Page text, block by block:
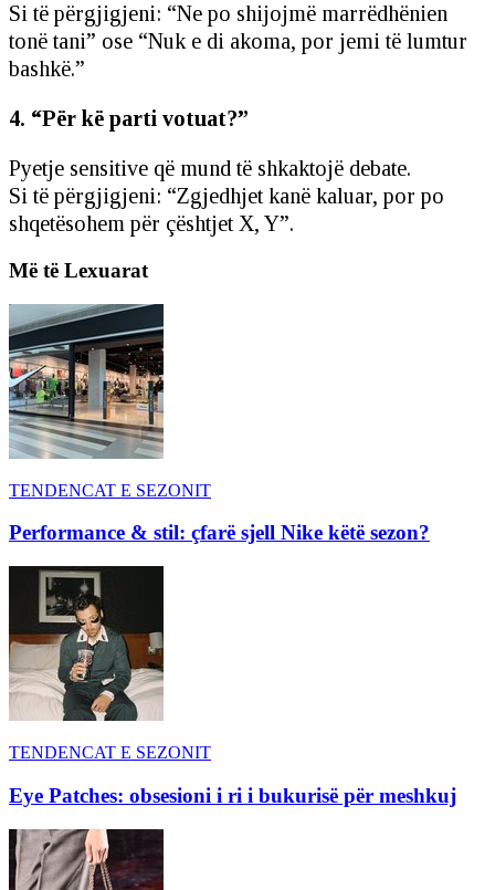
Si të përgjigjeni: “Ne po shijojmë marrëdhënien
tonë tani” ose “Nuk e di akoma, por jemi të lumtur
bashkë.”
4. “Për kë parti votuat?”
Pyetje sensitive që mund të shkaktojë debate.
Si të përgjigjeni: “Zgjedhjet kanë kaluar, por po
shqetësohem për çështjet X, Y”.
Më të Lexuarat
TENDENCAT E SEZONIT
Performance & stil: çfarë sjell Nike këtë sezon?
TENDENCAT E SEZONIT
Eye Patches: obsesioni i ri i bukurisë për meshkuj